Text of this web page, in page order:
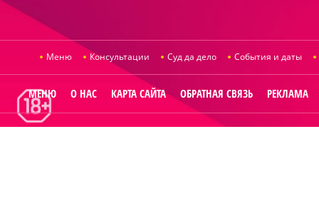
Меню Консультации Суд да дело События и даты
МЕНЮ О НАС КАРТА САЙТА ОБРАТНАЯ СВЯЗЬ РЕКЛАМА